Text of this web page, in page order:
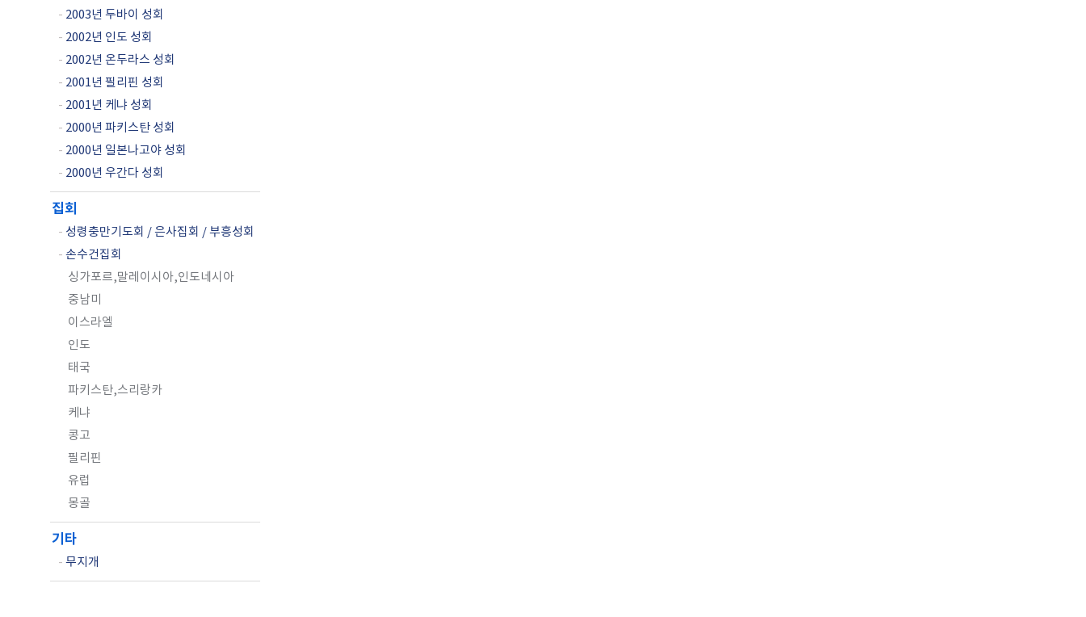
- 2003년 두바이 성회
- 2002년 인도 성회
- 2002년 온두라스 성회
- 2001년 필리핀 성회
- 2001년 케냐 성회
- 2000년 파키스탄 성회
- 2000년 일본나고야 성회
- 2000년 우간다 성회
집회
- 성령충만기도회 / 은사집회 / 부흥성회
- 손수건집회
싱가포르,말레이시아,인도네시아
중남미
이스라엘
인도
태국
파키스탄,스리랑카
케냐
콩고
필리핀
유럽
몽골
기타
- 무지개